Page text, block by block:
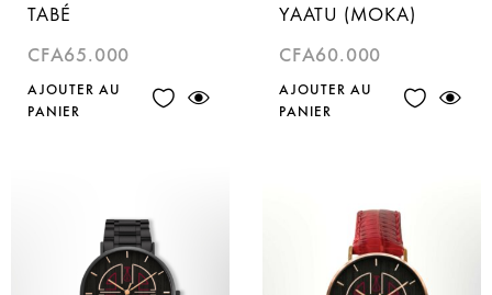
TABÉ
CFA65.000
AJOUTER AU
PANIER
YAATU (MOKA)
CFA60.000
AJOUTER AU
PANIER